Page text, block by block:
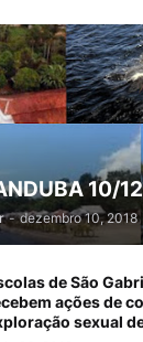
10/
- dezembro 10, 2018
de São
ações de
sexual